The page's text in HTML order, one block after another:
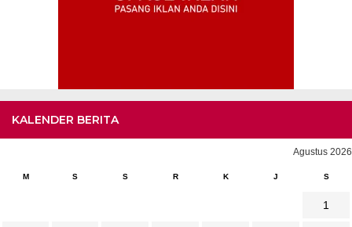
KALENDER BERITA
Agustus 2026
M S S R K J S
1